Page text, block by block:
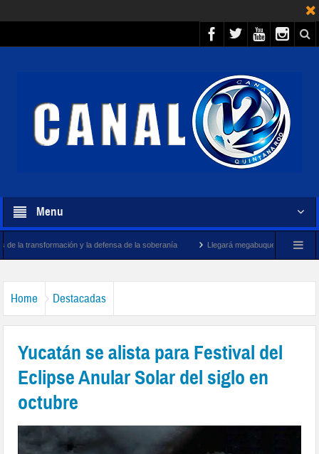
Menu
y la defensa de la soberanía Llegará megabuque sargacero de la Marina a
Home Destacadas
Yucatán se alista para Festival del
Eclipse Anular Solar del siglo en
octubre